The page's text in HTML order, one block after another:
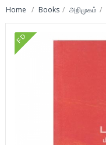
Home Books அறிமுகம்
FD